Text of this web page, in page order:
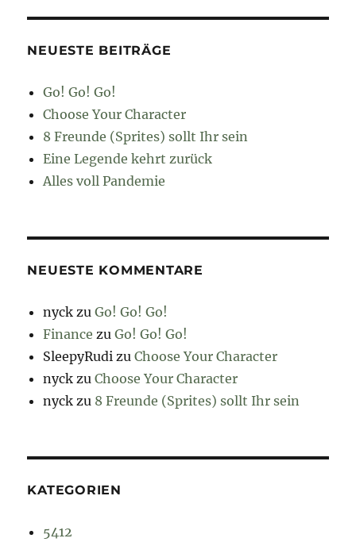
NEUESTE BEITRÄGE
Go! Go! Go!
Choose Your Character
8 Freunde (Sprites) sollt Ihr sein
Eine Legende kehrt zurück
Alles voll Pandemie
NEUESTE KOMMENTARE
nyck zuGo! Go! Go!
Finance zuGo! Go! Go!
SleepyRudi zuChoose Your Character
nyck zuChoose Your Character
nyck zu 8 Freunde (Sprites) sollt Ihr sein
KATEGORIEN
5412